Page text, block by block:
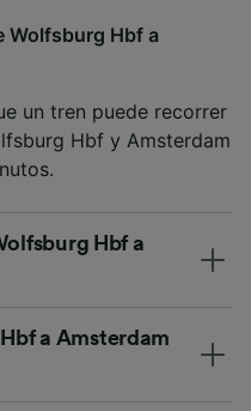
Wolfsburg Hbf a
un tren puede recorrer
Hbf y Amsterdam
Hbf a
a Amsterdam